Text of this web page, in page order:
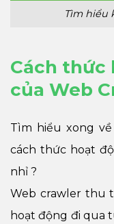
Tìm hiểu
Cách thức
của Web
Tìm hiểu xong về
cách thức hoạt
nhỉ ?
Web crawler thu
hoạt động đi qua